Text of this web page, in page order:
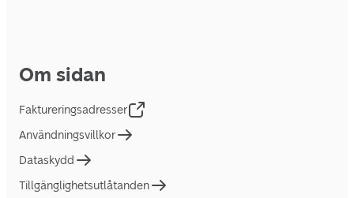
Om sidan
Faktureringsadresser
Användningsvillkor
Dataskydd
Tillgänglighetsutlåtanden